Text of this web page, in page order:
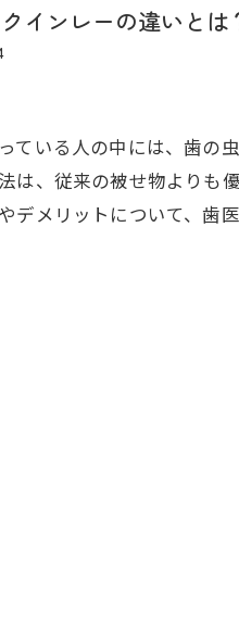
インレーの違いと
ている人の中には、歯の
は、従来の被せ物よりも
デメリットについて、歯医